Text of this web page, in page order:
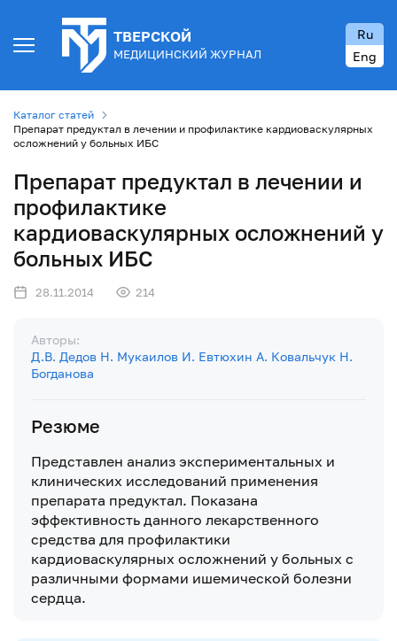
ТВЕРСКОЙ
МЕДИЦИНСКИЙ ЖУРНАЛ
Ru
Eng
Каталог статей
Препарат предуктал в лечении и профилактике кардиоваскулярных
осложнений у больных ИБС
Препарат предуктал в лечении и
профилактике
кардиоваскулярных осложнений у
больных ИБС
28.11.2014 214
Авторы:
Д.В. Дедов Н. Мукаилов И. Евтюхин А. Ковальчук Н.
Богданова
Резюме
Представлен анализ экспериментальных и
клинических исследований применения
препарата предуктал. Показана
эффективность данного лекарственного
средства для профилактики
кардиоваскулярных осложнений у больных с
различными формами ишемической болезни
сердца.